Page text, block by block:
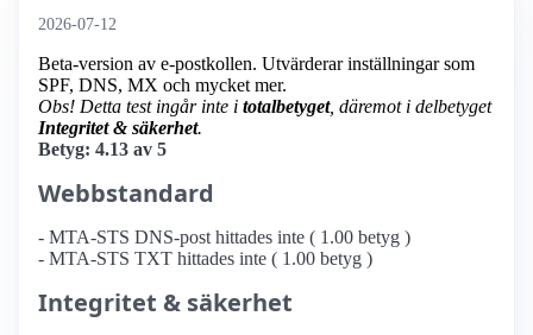
2026-07-12
Beta-version av e-postkollen. Utvärderar inställningar som
SPF, DNS, MX och mycket mer.
Obs! Detta test ingår inte i totalbetyget, däremot i delbetyget
Integritet & säkerhet.
Betyg: 4.13 av 5
Webbstandard
- MTA-STS DNS-post hittades inte ( 1.00 betyg )
- MTA-STS TXT hittades inte ( 1.00 betyg )
Integritet & säkerhet